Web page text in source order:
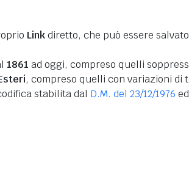
Linkdiretto, che può essere
1861 ad oggi, compreso quelli
, compreso quelli con variazioni di
stabilita dal D.M. del 23/12/1976